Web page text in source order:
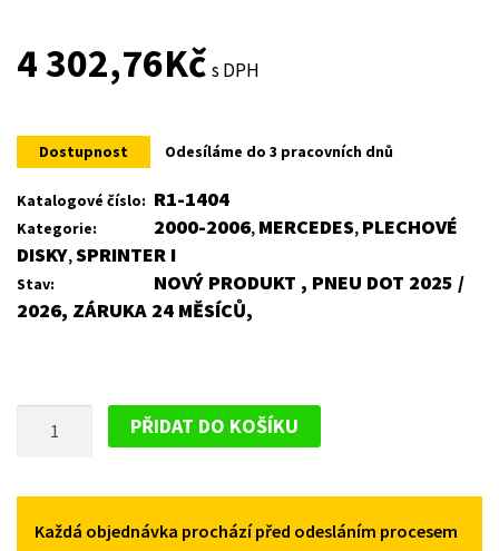
4 302,76Kč s DPH
Dostupnost Odesíláme do 3 pracovních dnů
Katalogové číslo: R1-1404
Kategorie: 2000-2006, MERCEDES, PLECHOVÉ
DISKY,SPRINTER I
Stav:
NOVÝ PRODUKT , PNEU DOT 2025 /
2026, ZÁRUKA 24 MĚSÍCŮ,
DISK
MERCEDES
SPRINTER
PŘIDAT DO KOŠÍKU
Každá objednávka prochází před odesláním procesem